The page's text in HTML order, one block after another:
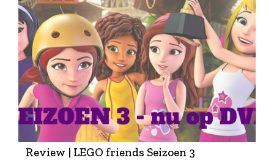
Review | LEGO friends Seizoen 3